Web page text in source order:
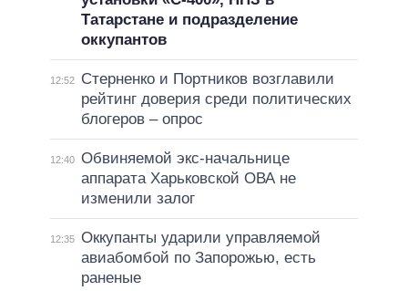
Татарстане и подразделение
оккупантов
12:52
Стерненко и Портников возглавили
рейтинг доверия среди политических
блогеров – опрос
12:40 Обвиняемой экс-начальнице
аппарата Харьковской ОВА не
изменили залог
12:35 Оккупанты ударили управляемой
авиабомбой по Запорожью, есть
раненые